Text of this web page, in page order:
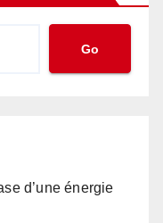
Go
d’une énergie